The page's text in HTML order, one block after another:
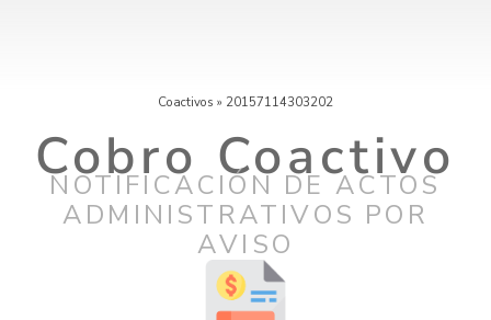
Coactivos » 20157114303202
Cobro Coactivo
NOTIFICACIÓN DE ACTOS
ADMINISTRATIVOS POR
AVISO